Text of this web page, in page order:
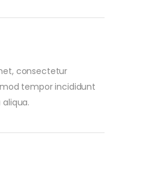
consectetur
tempor incididunt